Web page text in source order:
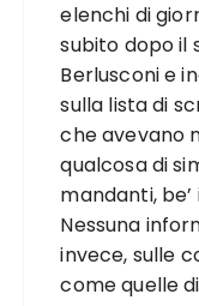
elenchi di
subito dopo il
Berlusconi e
sulla lista di
che avevano
qualcosa di
mandanti,
Nessuna
invece, sulle
come quelle